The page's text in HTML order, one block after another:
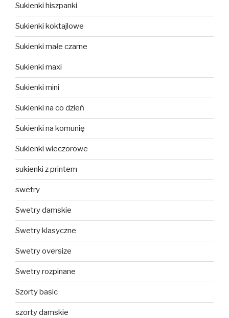
Sukienki hiszpanki
Sukienki koktajlowe
Sukienki małe czarne
Sukienki maxi
Sukienki mini
Sukienki na co dzień
Sukienki na komunię
Sukienki wieczorowe
sukienki z printem
swetry
Swetry damskie
Swetry klasyczne
Swetry oversize
Swetry rozpinane
Szorty basic
szorty damskie